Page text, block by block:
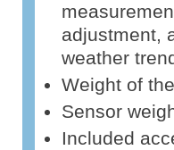
adjustment,
weather
Weight of
Sensor
Included